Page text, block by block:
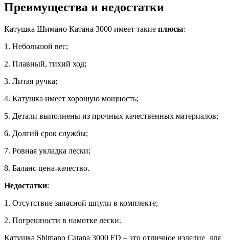
Преимущества и недостатки
Катушка Шимано Катана 3000 имеет такие плюсы:
1. Небольшой вес;
2. Плавный, тихий ход;
3. Литая ручка;
4. Катушка имеет хорошую мощность;
5. Детали выполнены из прочных качественных материалов;
6. Долгий срок службы;
7. Ровная укладка лески;
8. Баланс цена-качество.
Недостатки:
1. Отсутствие запасной шпули в комплекте;
2. Погрешности в намотке лески.
Катушка Shimano Catana 3000 FD – это отличное изделие для